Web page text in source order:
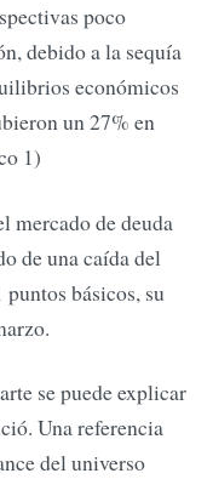
poco
debido a la sequía
económicos
un 27% en
1)
mercado de deuda
de una caída del
básicos, su
se puede explicar
Una referencia
del universo